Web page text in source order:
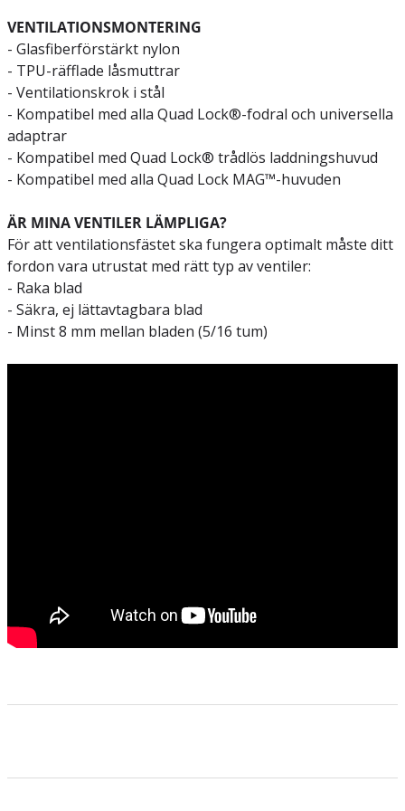
VENTILATIONSMONTERING
- Glasfiberförstärkt nylon
- TPU-räfflade låsmuttrar
- Ventilationskrok i stål
- Kompatibel med alla Quad Lock®-fodral och universella
adaptrar
- Kompatibel med Quad Lock® trådlös laddningshuvud
- Kompatibel med alla Quad Lock MAG™-huvuden
ÄR MINA VENTILER LÄMPLIGA?
För att ventilationsfästet ska fungera optimalt måste ditt
fordon vara utrustat med rätt typ av ventiler:
- Raka blad
- Säkra, ej lättavtagbara blad
- Minst 8 mm mellan bladen (5/16 tum)